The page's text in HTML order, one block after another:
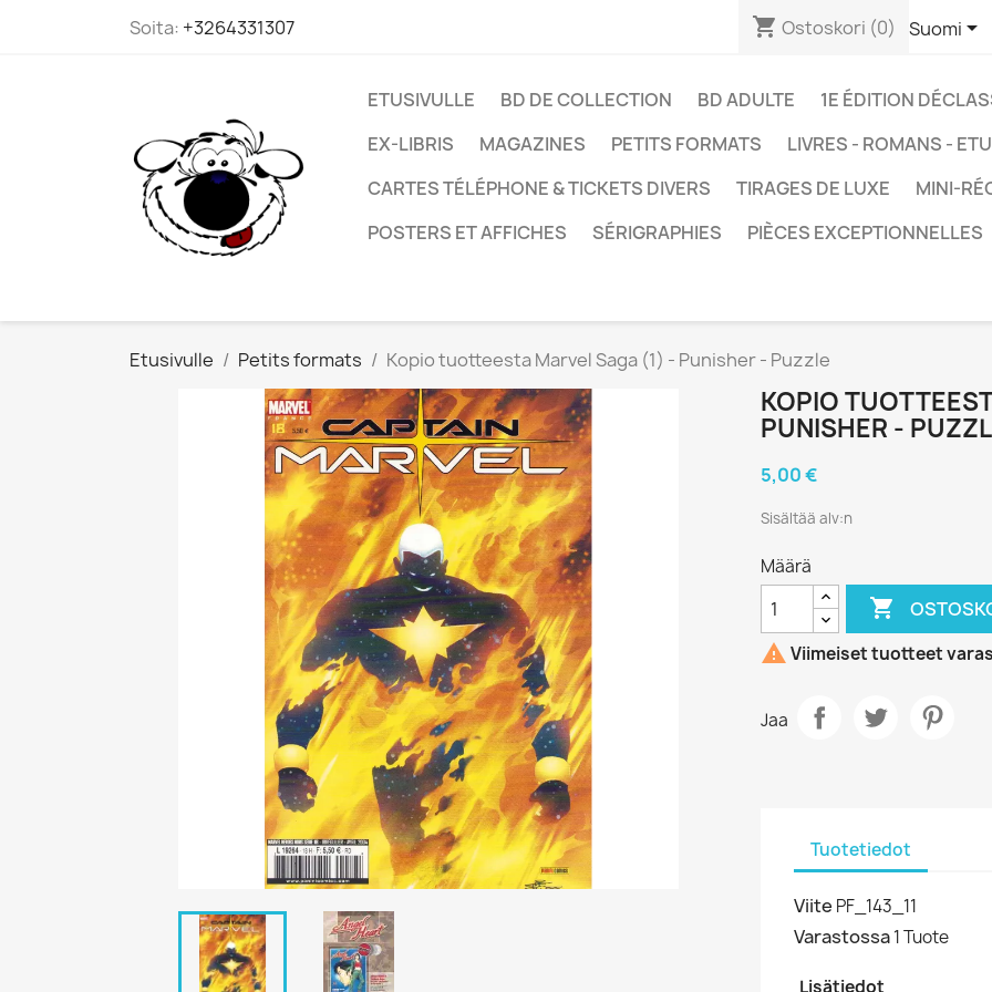
Soita: +3264331307 shopping_cart Ostoskori (0) Suomi
ETUSIVULLE BD DE COLLECTION BD ADULTE 1E ÉDITION
EX-LIBRIS
MAGAZINES PETITS FORMATS LIVRES - ROMANS -
CARTES TÉLÉPHONE & TICKETS DIVERS
TIRAGES DE LUXE
MINI-
POSTERS ET AFFICHES
SÉRIGRAPHIES PIÈCES EXCEPTIONNELLES
Etusivulle Petits formats Kopio tuotteesta Marvel Saga (1) - Punisher - Puzzle
KOPIO
PUNISHER -
5,00 €
Sisältää alv:n
Määrä

 Viimeiset tuotteet
Jaa
Tuotetiedot
Viite PF_143_11
Varastossa1 Tuote
Lisätiedot